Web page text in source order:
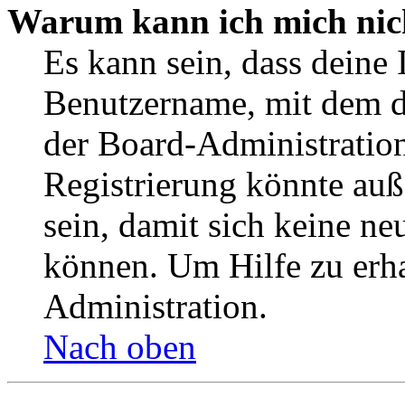
Warum kann ich mich
Es kann sein, dass
Benutzername, mit dem
der Board-
Registrierung könnte
sein, damit sich keine
können. Um Hilfe zu
Administration.
Nach oben